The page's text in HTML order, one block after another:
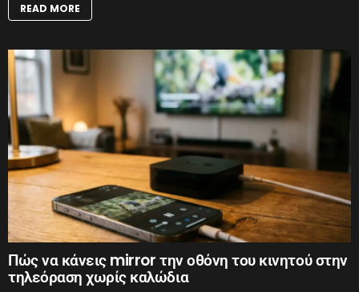
READ MORE
Πώς να κάνεις mirror την οθόνη του κινητού στην
τηλεόραση χωρίς καλώδια